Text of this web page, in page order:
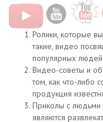
Ролики, которые
такие, видео
популярных людей.
Видео-советы и
том, как что-либо
продукция
Приколы с людьми
являются